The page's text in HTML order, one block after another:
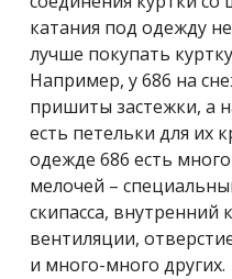
катания под одежду
лучше покупать
Например, у 686 на
пришиты застежки, а
есть петельки для их
одежде 686 есть
мелочей –
скипасса, внутренний
вентиляции,
и много-много других.